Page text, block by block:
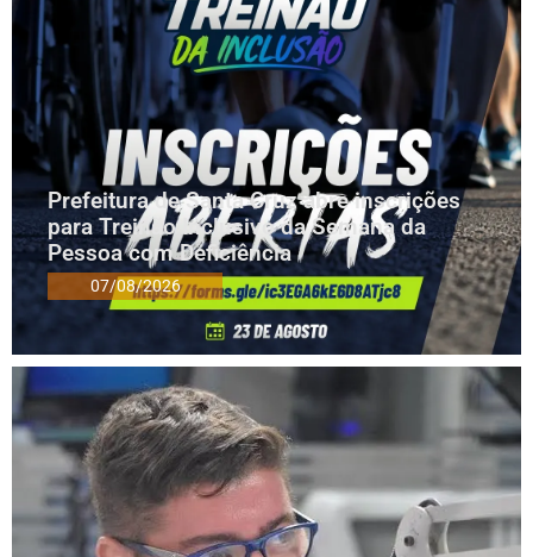
Prefeitura de Santa Cruz abre inscrições
para Treinão Inclusivo da Semana da
Pessoa com Deficiência
07/08/2026